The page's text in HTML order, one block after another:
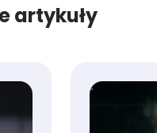
artykuły